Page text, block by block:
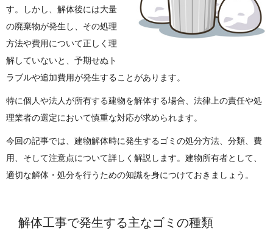
す。しかし、解体後には大量
の廃棄物が発生し、その処理
方法や費用について正しく理
解していないと、予期せぬト
ラブルや追加費用が発生することがあります。
特に個人や法人が所有する建物を解体する場合、法律上の責任や処
理業者の選定において慎重な対応が求められます。
今回の記事では、建物解体時に発生するゴミの処分方法、分類、費
用、そして注意点について詳しく解説します。建物所有者として、
適切な解体・処分を行うための知識を身につけておきましょう。
解体工事で発生する主なゴミの種類